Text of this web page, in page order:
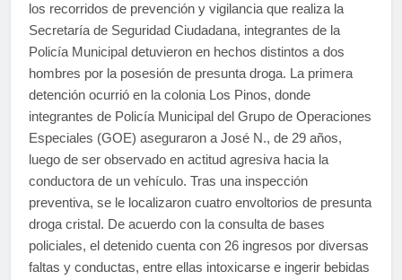
los recorridos de prevención y vigilancia que realiza la
Secretaría de Seguridad Ciudadana, integrantes de la
Policía Municipal detuvieron en hechos distintos a dos
hombres por la posesión de presunta droga. La primera
detención ocurrió en la colonia Los Pinos, donde
integrantes de Policía Municipal del Grupo de Operaciones
Especiales (GOE) aseguraron a José N., de 29 años,
luego de ser observado en actitud agresiva hacia la
conductora de un vehículo. Tras una inspección
preventiva, se le localizaron cuatro envoltorios de presunta
droga cristal. De acuerdo con la consulta de bases
policiales, el detenido cuenta con 26 ingresos por diversas
faltas y conductas, entre ellas intoxicarse e ingerir bebidas